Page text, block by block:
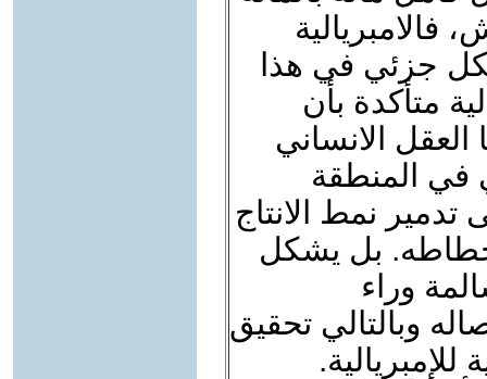
جزئي في هذا
متأكدة بأن
الانساني
في المنطقة
نمط الانتاج
بل يشكل
وراء
وبالتالي تحقيق